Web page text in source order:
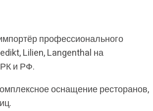
профессионального
Lilien, Langenthal на
и РФ.
оснащение ресторанов,